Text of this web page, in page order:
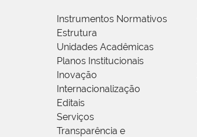
Instrumentos Normativos
Estrutura
Unidades Acadêmicas
Planos Institucionais
Inovação
Internacionalização
Editais
Serviços
Transparência e